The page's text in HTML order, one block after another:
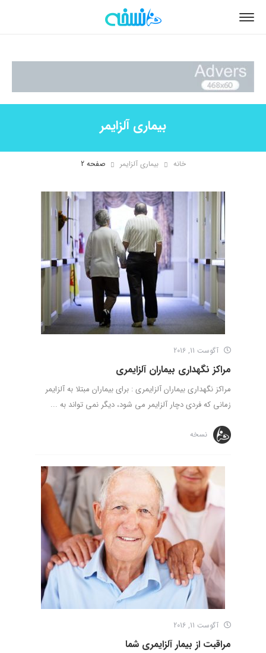
بیماری آلزایمر
خانه بیماری آلزایمر صفحه 2
آگوست 11, 2016
مراکز نگهداری بیماران آلزایمری
مراکز نگهداری بیماران آلزایمری : برای بیماران مبتلا به آلزایمر
زمانی که فردی دچار آلزایمر می شود، دیگر نمی تواند به ...
نسخه
آگوست 11, 2016
مراقبت از بیمار آلزایمری شما